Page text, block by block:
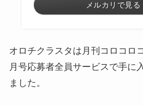
メルカリで見る
オロチクラスタは月刊コロコロ
月号応募者全員サービスで手に
ました。